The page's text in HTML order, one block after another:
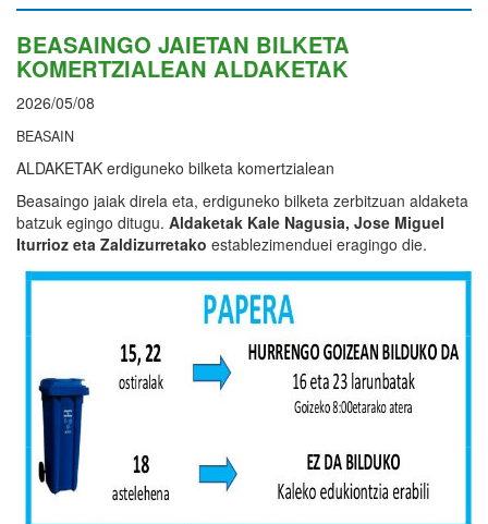
BEASAINGO JAIETAN BILKETA
KOMERTZIALEAN ALDAKETAK
2026/05/08
BEASAIN
ALDAKETAK erdiguneko bilketa komertzialean
Beasaingo jaiak direla eta, erdiguneko bilketa zerbitzuan aldaketa
batzuk egingo ditugu. Aldaketak Kale Nagusia, Jose Miguel
Iturrioz eta Zaldizurretako establezimenduei eragingo die.